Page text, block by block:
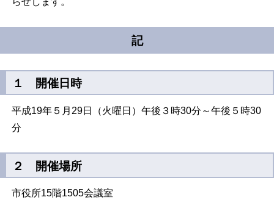
記
１ 開催日時
平成19年５月29日（火曜日）午後３時30分～午後５時30
分
２ 開催場所
市役所15階1505会議室